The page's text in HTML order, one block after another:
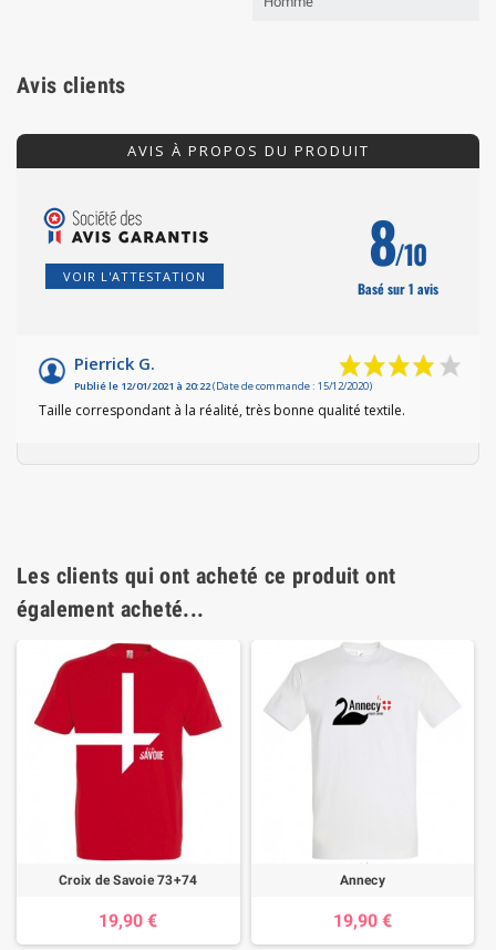
Avis clients
AVIS À PROPOS DU PRODUIT
VOIR L'ATTESTATION 8/10
Basé sur 1 avis
Pierrick G.
Publié le 12/01/2021 à 20:22(Date de commande : 15/12/2020)
Taille correspondant à la réalité, très bonne qualité textile.
Les clients qui ont acheté ce produit ont
également acheté...
Croix de Savoie 73+74
19,90 €
Annecy
19,90 €